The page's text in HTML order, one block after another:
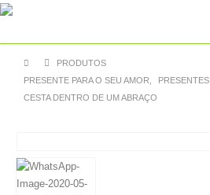
PRODUTOS
PRESENTE PARA O SEU AMOR
PRESENTES
CESTA DENTRO DE UM ABRAÇO